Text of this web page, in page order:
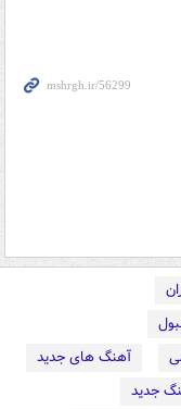
آهنگ های جدید
جدید